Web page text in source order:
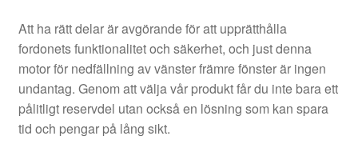
Reklamationsprocedur
Transport
Vagn
Att ha rätt delar är avgörande för att upprätthålla
fordonets funktionalitet och säkerhet, och just denna
motor för nedfällning av vänster främre fönster är ingen
undantag. Genom att välja vår produkt får du inte bara ett
pålitligt reservdel utan också en lösning som kan spara
tid och pengar på lång sikt.